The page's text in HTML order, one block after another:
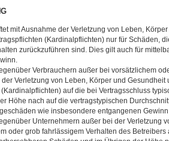
mit Ausnahme der Verletzung von Leben,
(Kardinalpflichten) nur für Schäden,
zurückzuführen sind. Dies gilt auch für
Verbrauchern außer bei vorsätzlichem
Verletzung von Leben, Körper und
auf die bei Vertragsschluss
Höhe nach auf die vertragstypischen
wie insbesondere entgangenen
Unternehmern außer bei der Verletzung
oder grob fahrlässigem Verhalten des Betreibers